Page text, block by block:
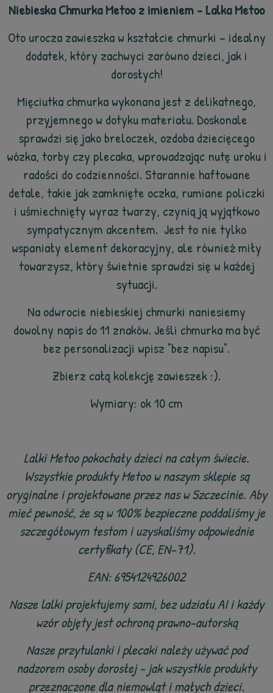
Niebieska Chmurka Metoo z imieniem - Lalka Metoo
Oto urocza zawieszka w kształcie chmurki – idealny
dodatek, który zachwyci zarówno dzieci, jak i
dorosłych!
Mięciutka chmurka wykonana jest z delikatnego,
przyjemnego w dotyku materiału. Doskonale
sprawdzi się jako breloczek, ozdoba dziecięcego
wózka, torby czy plecaka, wprowadzając nutę uroku i
radości do codzienności. Starannie haftowane
detale, takie jak zamknięte oczka, rumiane policzki
i uśmiechnięty wyraz twarzy, czynią ją wyjątkowo
sympatycznym akcentem. Jest to nie tylko
wspaniały element dekoracyjny, ale również miły
towarzysz, który świetnie sprawdzi się w każdej
sytuacji.
Na odwrocie niebieskiej chmurki naniesiemy
dowolny napis do 11 znaków. Jeśli chmurka ma być
bez personalizacji wpisz "bez napisu".
Zbierz całą kolekcję zawieszek :).
Wymiary: ok 10 cm
Lalki Metoo pokochały dzieci na całym świecie.
Wszystkie produkty Metoo w naszym sklepie są
oryginalne i projektowane przez nas w Szczecinie. Aby
mieć pewność, że są w 100% bezpieczne poddaliśmy je
szczegółowym testom i uzyskaliśmy odpowiednie
certyfikaty (CE, EN-71).
EAN: 6954124926002
Nasze lalki projektujemy sami, bez udziału AI i każdy
wzór objęty jest ochroną prawno-autorską
Nasze przytulanki i plecaki należy używać pod
nadzorem osoby dorosłej - jak wszystkie produkty
przeznaczone dla niemowląt i małych dzieci.